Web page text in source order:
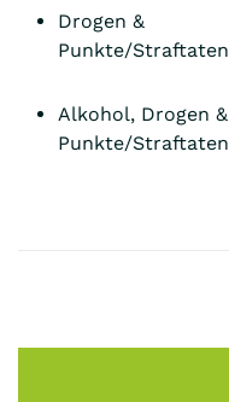
Drogen &
Punkte/Straftaten
Alkohol, Drogen &
Punkte/Straftaten